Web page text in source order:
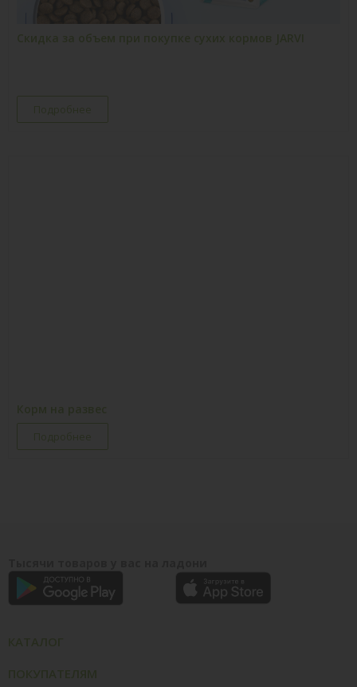
Скидка за объем при покупке сухих кормов JARVI
Подробнее
Корм на развеc
Подробнее